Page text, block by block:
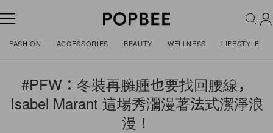
FASHION ACCESSORIES BEAUTY WELLNESS LIFESTYLE
#PFW：冬裝再臃腫也要找回腰線，
Isabel Marant 這場秀瀰漫著法式潔淨浪
漫！